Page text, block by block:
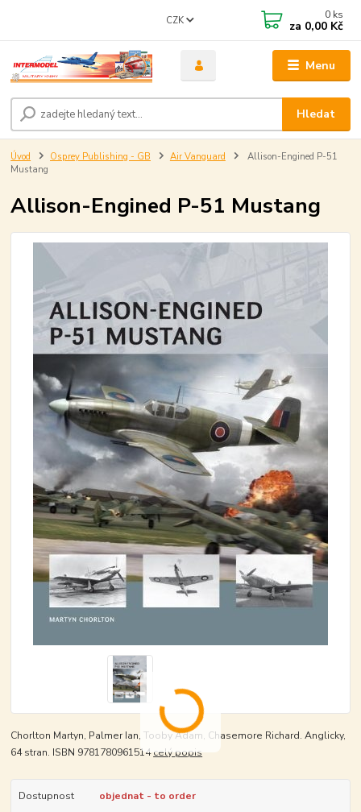
Menu
CZK
Hledat
0 ks
za 0,00 Kč
Úvod Osprey Publishing - GB Air Vanguard
Allison-Engined P-51
Mustang
Allison-Engined P-51 Mustang
Chorlton Martyn, Palmer Ian, Tooby Adam, Chasemore Richard. Anglicky,
64 stran. ISBN 9781780961514celý popis
Dostupnost objednat - to order